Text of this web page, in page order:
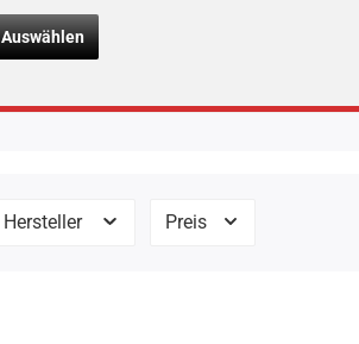
Auswählen
Hersteller Preis